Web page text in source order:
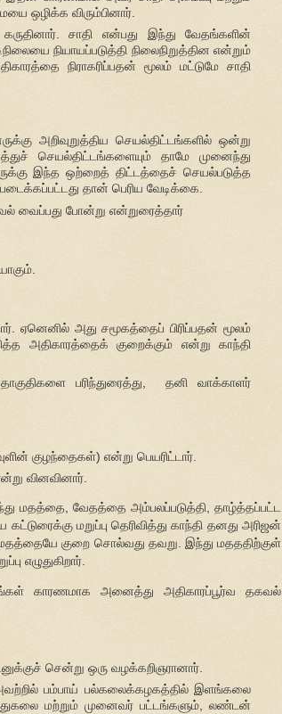
ஒழிக்க விரும்பினார்.
சாதி என்பது இந்து வேதங்களின்
நியாயப்படுத்தி நிலைநிறுத்தின என்றும்
நிராகரிப்பதன் மூலம் மட்டுமே சாதி
அறிவுறுத்திய செயல்திட்டங்களில் ஒன்று
செயல்திட்டங்களையும் தாமே முனைந்து
இந்த ஒற்றைத் திட்டத்தைச் செயல்படுத்த
தான் பெரிய வேடிக்கை.
வைப்பது போன்று என்றுரைத்தார்
ஏனெனில் அது சமூகத்தைப் பிரிப்பதன் மூலம்
அதிகாரத்தைக் குறைக்கும் என்று காந்தி
பரிந்துரைத்து, தனி வாக்காளர்
குழந்தைகள்) என்று பெயரிட்டார்.
வினவினார்.
மதத்தை, வேதத்தை அம்பலப்படுத்தி, தாழ்த்தப்பட்ட
மறுப்பு தெரிவித்து காந்தி தனது அரிஜன்
குறை சொல்வது தவறு. இந்து மதததிற்குள்
எழுதுகிறார்.
காரணமாக அனைத்து அதிகாரப்பூர்வ தகவல்
சென்று ஒரு வழக்கறிஞரானார்.
அவற்றில் பம்பாய் பல்கலைக்கழகத்தில் இளங்கலை
மற்றும் முனைவர் பட்டங்களும், லண்டன்